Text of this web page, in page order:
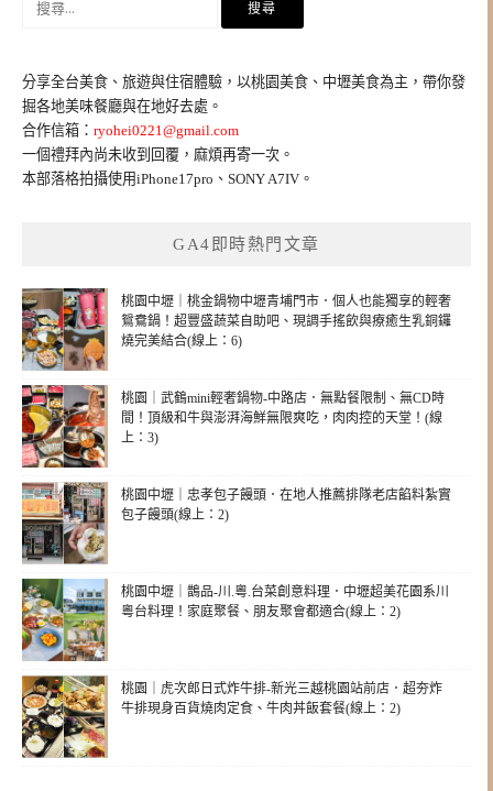
字:
分享全台美食、旅遊與住宿體驗，以桃園美食、中壢美食為主，帶你發
掘各地美味餐廳與在地好去處。
合作信箱： ryohei0221@gmail.com
一個禮拜內尚未收到回覆，麻煩再寄一次。
本部落格拍攝使用iPhone17pro、SONY A7IV。
GA4即時熱門文章
桃園中壢｜桃金鍋物中壢青埔門市．個人也能獨享的輕奢
鴛鴦鍋！超豐盛蔬菜自助吧、現調手搖飲與療癒生乳銅鑼
燒完美結合(線上：6)
桃園｜武鶴mini輕奢鍋物-中路店．無點餐限制、無CD時
間！頂級和牛與澎湃海鮮無限爽吃，肉肉控的天堂！(線
上：3)
桃園中壢｜忠孝包子饅頭．在地人推薦排隊老店餡料紮實
包子饅頭(線上：2)
桃園中壢｜鵲品-川.粵.台菜創意料理．中壢超美花園系川
粵台料理！家庭聚餐、朋友聚會都適合(線上：2)
桃園｜虎次郎日式炸牛排-新光三越桃園站前店．超夯炸
牛排現身百貨燒肉定食、牛肉丼飯套餐(線上：2)